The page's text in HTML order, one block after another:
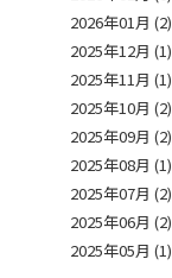
2026年01月 (2)
2025年12月 (1)
2025年11月 (1)
2025年10月 (2)
2025年09月 (2)
2025年08月 (1)
2025年07月 (2)
2025年06月 (2)
2025年05月 (1)